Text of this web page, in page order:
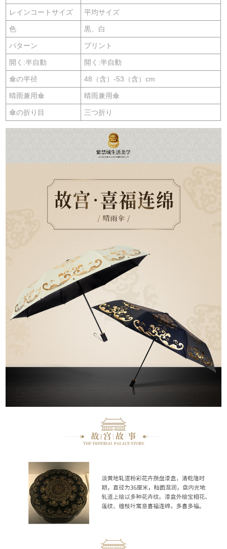
レインコートサイズ 平均サイズ
色 黒、白
パターン プリント
開く:半自動 開く:半自動
傘の半径 48（含）-53（含）cm
晴雨兼用傘 晴雨兼用傘
傘の折り目 三つ折り